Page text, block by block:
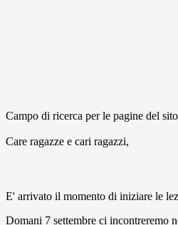
Campo di ricerca per le pagine del sito
Care ragazze e cari ragazzi,
E' arrivato il momento di iniziare le
Domani 7 settembre ci incontreremo